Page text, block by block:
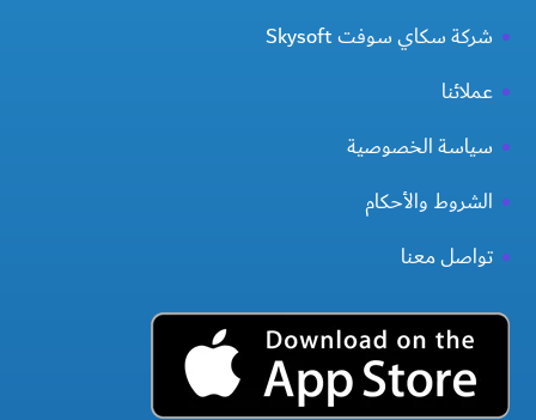
شركة سكاي سوفت Skysoft
عملائنا
سياسة الخصوصية
الشروط والأحكام
تواصل معنا